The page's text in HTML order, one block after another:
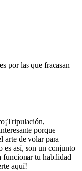
por las que fracasan
porque
arte de volar para
es así, son un conjunto
funcionar tu habilidad
aquí!